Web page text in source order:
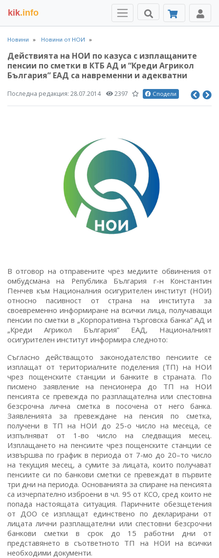
kik.info
Новини Новини от НОИ
Действията на НОИ по казуса с изплащаните
пенсии по сметки в КТБ АД и “Креди Агрикол
България” ЕАД са навременни и адекватни
Последна редакция: 28.07.2014 2397 Сподели
В отговор на отправените чрез медиите обвинения от
омбудсмана на Република България г-н Константин
Пенчев към Националния осигурителен институт (НОИ)
относно пасивност от страна на института за
своевременно информиране на всички лица, получаващи
пенсии по сметки в „Корпоративна търговска банка” АД и
„Креди Агрикол България” ЕАД, Националният
осигурителен институт информира следното:
Съгласно действащото законодателство пенсиите се
изплащат от териториалните поделения (ТП) на НОИ
чрез пощенските станции и банките в страната. По
писмено заявление на пенсионера до ТП на НОИ
пенсията се превежда по разплащателна или спестовна
безсрочна лична сметка в посочена от него банка.
Заявленията за превеждане на пенсия по сметка,
получени в ТП на НОИ до 25-о число на месеца, се
изпълняват от 1-во число на следващия месец.
Изплащането на пенсиите чрез пощенските станции се
извършва по график в периода от 7-мо до 20–то число
на текущия месец, а сумите за лицата, които получават
пенсиите си по банкови сметки се превеждат в първите
три дни на периода. Основанията за спиране на пенсията
са изчерпателно изброени в чл. 95 от КСО, сред които не
попада настоящата ситуация. Паричните обезщетения
от ДОО се изплащат единствено по декларирани от
лицата лични разплащателни или спестовни безсрочни
банкови сметки в срок до 15 работни дни от
представянето в съответното ТП на НОИ на всички
необходими документи.